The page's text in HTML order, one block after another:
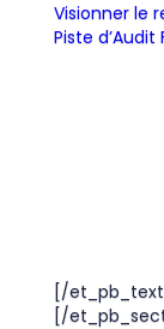
Visionner le
Piste d’Audit
[/
[/